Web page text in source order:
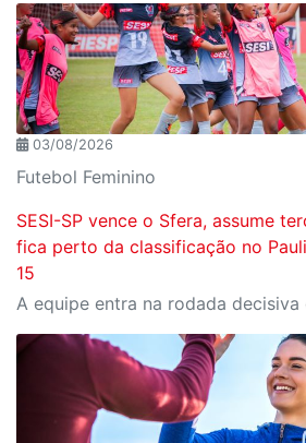
03/08/2026
Futebol Feminino
SESI-SP vence o Sfera, assume
fica perto da classificação no
15